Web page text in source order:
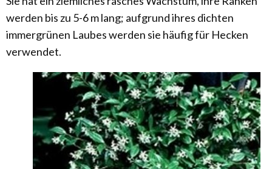
werden bis zu 5-6 m lang; aufgrund ihres dichten
immergrünen Laubes werden sie häufig für Hecken
verwendet.